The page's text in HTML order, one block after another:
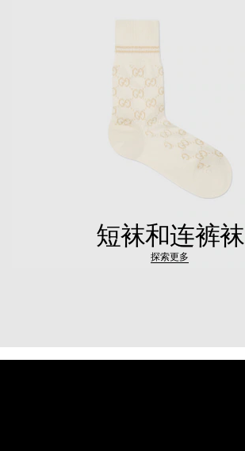
短袜和连裤袜
探索更多